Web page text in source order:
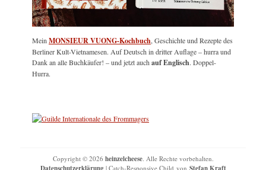
MeinMONSIEUR VUONG-Kochbuch, Geschichte und Rezepte des
Berliner Kult-Vietnamesen. Auf Deutsch in dritter Auflage – hurra und
Dank an alle Buchkäufer! – und jetzt auchauf Englisch. Doppel-
Hurra.
Copyright © 2026 heinzelcheese. Alle Rechte vorbehalten.
| Catch-Responsive Child von